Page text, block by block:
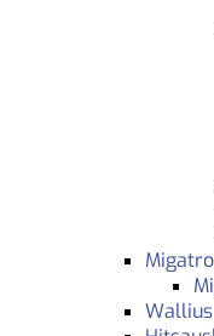
Wallius